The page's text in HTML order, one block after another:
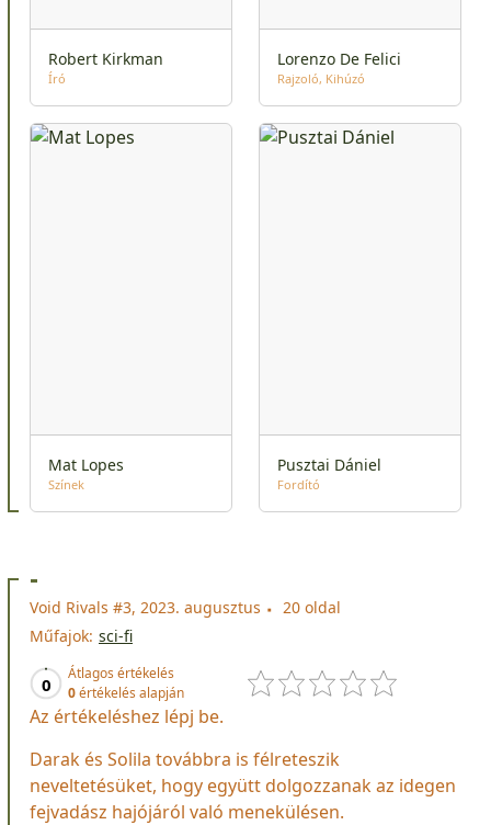
Robert Kirkman
Író
Lorenzo De Felici
Rajzoló Kihúzó
Mat Lopes
Színek
Pusztai Dániel
Fordító
-
Void Rivals #3, 2023. augusztus
20 oldal
Műfajok: sci-fi
0
Átlagos értékelés
0értékelés alapján
Az értékeléshez lépj be.
Darak és Solila továbbra is félreteszik
neveltetésüket, hogy együtt dolgozzanak az idegen
fejvadász hajójáról való menekülésen.